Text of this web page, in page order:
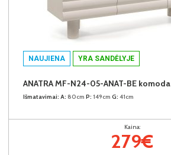
NAUJIENA YRA SANDĖLYJE
ANATRA MF-N24-05-ANAT-BE komoda
Išmatavimai: A: 80cm P: 149cm G: 41cm
Kaina:
279€